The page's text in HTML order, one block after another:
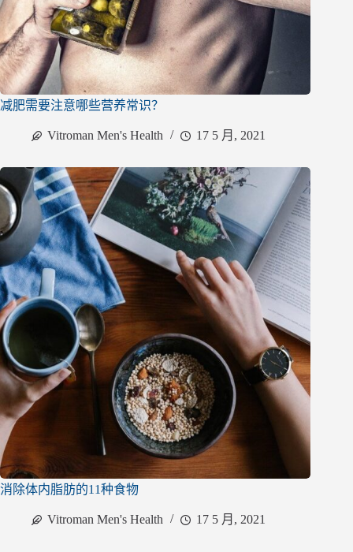
减肥需要注意哪些营养常识？
Vitroman Men's Health 17 5 月, 2021
消除体内脂肪的11种食物
Vitroman Men's Health 17 5 月, 2021